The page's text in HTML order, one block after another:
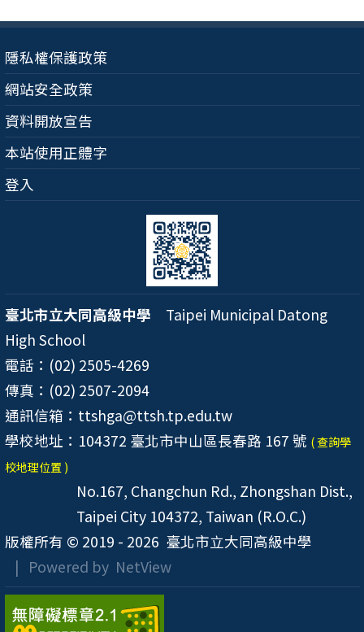
隱私權保護政策
網站安全政策
資料開放宣告
本站使用正體字
登入
臺北市立大同高級中學 Taipei Municipal Datong
High School
電話：(02) 2505-4269
傳真：(02) 2507-2094
通訊信箱：ttshga@ttsh.tp.edu.tw
學校地址：104372 臺北市中山區長春路 167 號 ( 查詢學
校地理位置 )
No.167, Changchun Rd., Zhongshan Dist.,
Taipei City 104372, Taiwan (R.O.C.)
版權所有 © 2019 - 2026 臺北市立大同高級中學
| Powered by NetView